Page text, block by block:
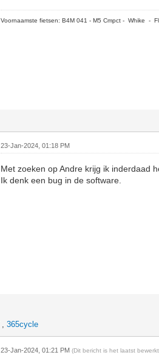
Voornaamste fietsen: B4M 041 - M5 Cmpct - Whike -
23-Jan-2024, 01:18 PM
Met zoeken op Andre krijg ik inderdaad
Ik denk een bug in de software.
,365cycle
23-Jan-2024, 01:21 PM(Dit bericht is het laatst